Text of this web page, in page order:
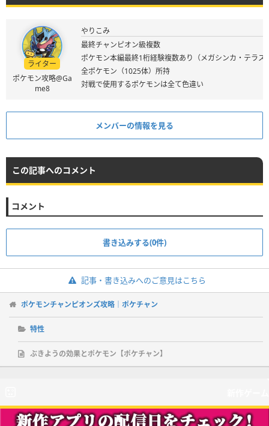
ライター
ポケモン攻略@Ga
me8
やりこみ
最終チャンピオン級複数
ポケモン本編最終1桁経験複数あり（メガシンカ・テラス
全ポケモン（1025体）所持
対戦で使用するポケモンは全て色違い
メンバーの情報を見る
この記事へのコメント
コメント
書き込みする(0件)
記事・書き込みへのご意見はこちら
ポケモンチャンピオンズ攻略｜ポケチャン
特性
ぶきようの効果とポケモン【ポケチャン】